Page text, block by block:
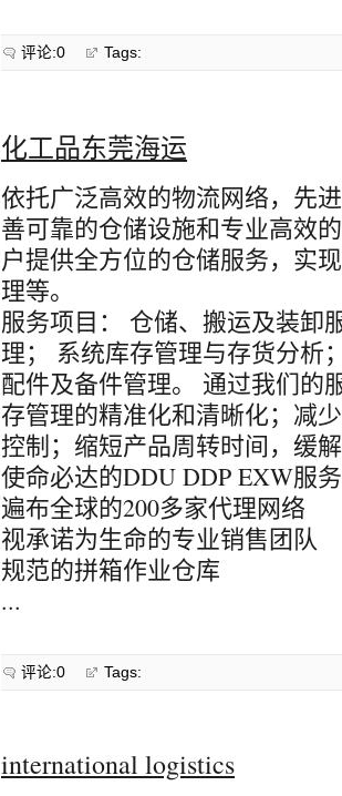
评论:0 Tags:
化工品东莞海运
依托广泛高效的物流网络，先
善可靠的仓储设施和专业高效
户提供全方位的仓储服务，实
理等。
服务项目： 仓储、搬运及装卸
理； 系统库存管理与存货分析
配件及备件管理。 通过我们的
存管理的精准化和清晰化；减
控制；缩短产品周转时间，缓
使命必达的DDU DDP EXW服务
遍布全球的200多家代理网络
视承诺为生命的专业销售团队
规范的拼箱作业仓库
...
评论:0 Tags:
international logistics